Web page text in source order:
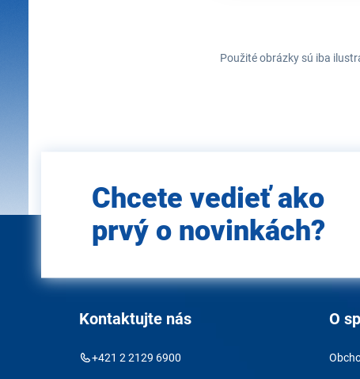
Použité obrázky sú iba
e-mail
Chcete vedieť ako
prvý o novinkách?
Kontaktujte nás
+421 2 2129 6900
O